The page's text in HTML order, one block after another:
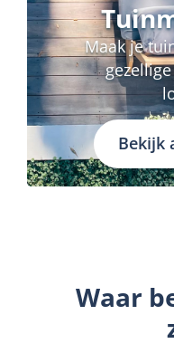
Maak je
Bekijk
Waar